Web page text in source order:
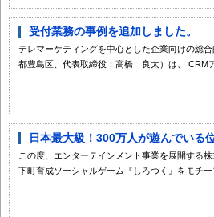
受付業務の事例を追加しました。
テレマーケティングを中心とした企業向けの総
都豊島区、代表取締役：高橋 良太）は、 CRM
日本最大級！300万人が遊んでいる
この度、エンターテインメント事業を展開する
下町育成ソーシャルゲーム『しろつく』をモチー